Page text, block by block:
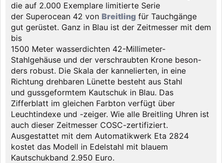
die auf 2.000 Exemplare limitierte Serie
der Superocean 42 von Breitling für Tauchgänge
gut gerüstet. Ganz in Blau ist der Zeitmesser mit dem
bis
1500 Meter wasserdichten 42-Millimeter-
Stahlgehäuse und der verschraubten Krone beson-
ders robust. Die Skala der kannelierten, in eine
Richtung drehbaren Lünette besteht aus Stahl
und gussgeformtem Kautschuk in Blau. Das
Zifferblatt im gleichen Farbton verfügt über
Leuchtindexe und -zeiger. Wie alle Breitling Uhren ist
auch dieser Zeitmesser COSC-zertifiziert.
Ausgestattet mit dem Automatikwerk Eta 2824
kostet das Modell in Edelstahl mit blauem
Kautschukband 2.950 Euro.